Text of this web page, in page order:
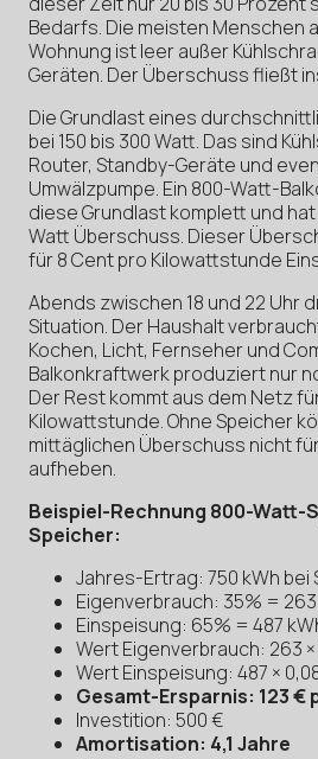
Bedarfs. Die meisten Menschen
Wohnung ist leer außer
Geräten. Der Überschuss fließt
Die Grundlast eines
bei 150 bis 300 Watt. Das sind
Router, Standby-Geräte und
Umwälzpumpe. Ein 800-Watt-
diese Grundlast komplett und
Watt Überschuss. Dieser
für 8 Cent pro Kilowattstunde
Abends zwischen 18 und 22 Uhr
Situation. Der Haushalt
Kochen, Licht, Fernseher und
Balkonkraftwerk produziert nur
Der Rest kommt aus dem Netz
Kilowattstunde. Ohne Speicher
mittäglichen Überschuss nicht
aufheben.
Beispiel-Rechnung 800-Watt-
Speicher:
Jahres-Ertrag: 750 kWh
Eigenverbrauch: 35% =
Einspeisung: 65% = 487
Wert Eigenverbrauch: 263
Wert Einspeisung: 487 ×
Gesamt-Ersparnis: 123 €
Investition: 500 €
Amortisation: 4,1 Jahre